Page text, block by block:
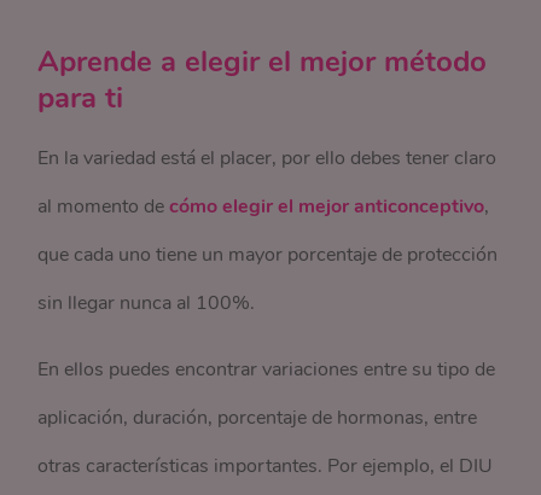
Aprende a elegir el mejor método
para ti
En la variedad está el placer, por ello debes tener claro
al momento decómo elegir el mejor anticonceptivo,
que cada uno tiene un mayor porcentaje de protección
sin llegar nunca al 100%.
En ellos puedes encontrar variaciones entre su tipo de
aplicación, duración, porcentaje de hormonas, entre
otras características importantes. Por ejemplo, el DIU